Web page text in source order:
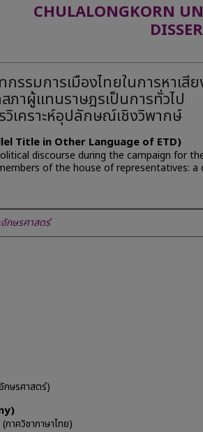
CHULALONGKORN
รรมการเมืองไทยในการหาเสี
ภาผู้แทนราษฎรเป็นการทั่วไป
เคราะห์อุปลักษณ์เชิงวิพากษ์
Title in Other Language of ETD)
discourse during the campaign for
of the house of representatives: a
กษรศาสตร์
ษรศาสตร์)
ควิชาภาษาไทย)